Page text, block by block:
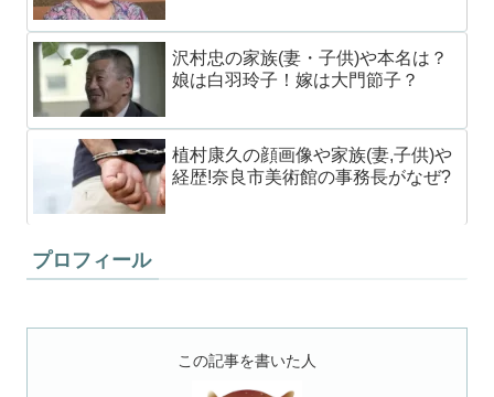
沢村忠の家族(妻・子供)や本名は？
娘は白羽玲子！嫁は大門節子？
植村康久の顔画像や家族(妻,子供)や
経歴!奈良市美術館の事務長がなぜ?
プロフィール
この記事を書いた人